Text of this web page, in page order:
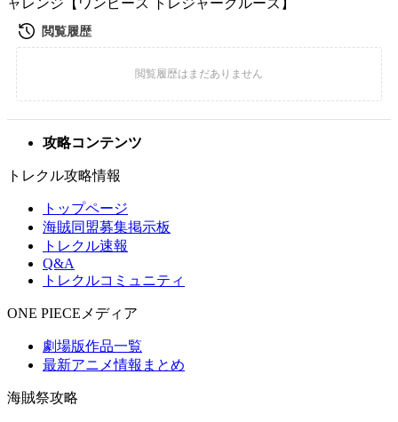
ャレンジ【ワンピース トレジャークルーズ】
攻略コンテンツ
トレクル攻略情報
トップページ
海賊同盟募集掲示板
トレクル速報
Q&A
トレクルコミュニティ
ONE PIECEメディア
劇場版作品一覧
最新アニメ情報まとめ
海賊祭攻略